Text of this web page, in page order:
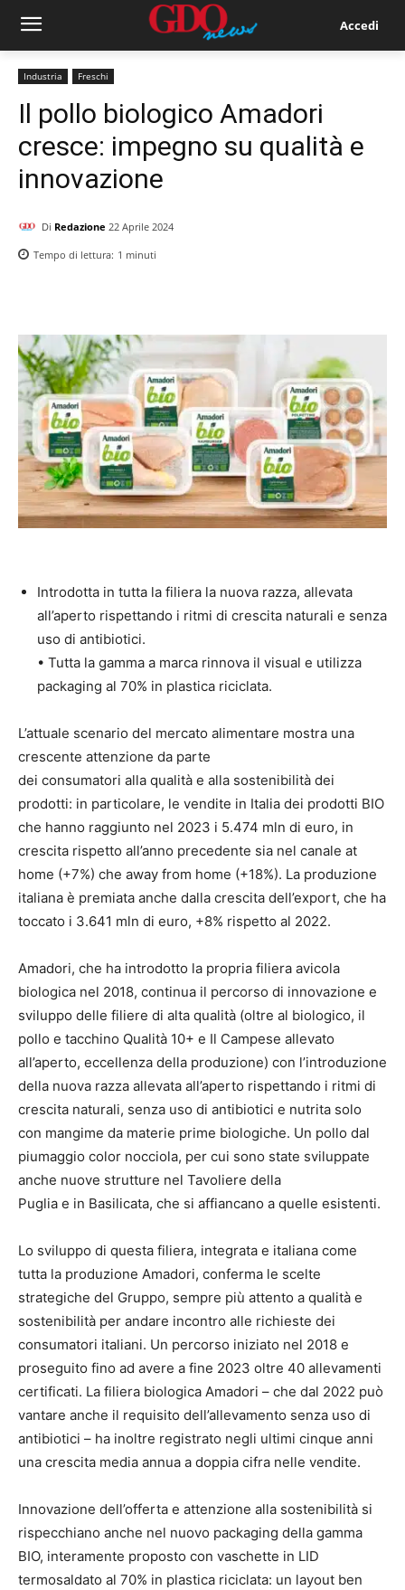
Accedi
Industria Freschi
Il pollo biologico Amadori
cresce: impegno su qualità e
innovazione
Di Redazione 22 Aprile 2024
Tempo di lettura: 1 minuti
Introdotta in tutta la filiera la nuova razza, allevata
all’aperto rispettando i ritmi di crescita naturali e senza
uso di antibiotici.
• Tutta la gamma a marca rinnova il visual e utilizza
packaging al 70% in plastica riciclata.
L’attuale scenario del mercato alimentare mostra una
crescente attenzione da parte
dei consumatori alla qualità e alla sostenibilità dei
prodotti: in particolare, le vendite in Italia dei prodotti BIO
che hanno raggiunto nel 2023 i 5.474 mln di euro, in
crescita rispetto all’anno precedente sia nel canale at
home (+7%) che away from home (+18%). La produzione
italiana è premiata anche dalla crescita dell’export, che ha
toccato i 3.641 mln di euro, +8% rispetto al 2022.
Amadori, che ha introdotto la propria filiera avicola
biologica nel 2018, continua il percorso di innovazione e
sviluppo delle filiere di alta qualità (oltre al biologico, il
pollo e tacchino Qualità 10+ e Il Campese allevato
all’aperto, eccellenza della produzione) con l’introduzione
della nuova razza allevata all’aperto rispettando i ritmi di
crescita naturali, senza uso di antibiotici e nutrita solo
con mangime da materie prime biologiche. Un pollo dal
piumaggio color nocciola, per cui sono state sviluppate
anche nuove strutture nel Tavoliere della
Puglia e in Basilicata, che si affiancano a quelle esistenti.
Lo sviluppo di questa filiera, integrata e italiana come
tutta la produzione Amadori, conferma le scelte
strategiche del Gruppo, sempre più attento a qualità e
sostenibilità per andare incontro alle richieste dei
consumatori italiani. Un percorso iniziato nel 2018 e
proseguito fino ad avere a fine 2023 oltre 40 allevamenti
certificati. La filiera biologica Amadori – che dal 2022 può
vantare anche il requisito dell’allevamento senza uso di
antibiotici – ha inoltre registrato negli ultimi cinque anni
una crescita media annua a doppia cifra nelle vendite.
Innovazione dell’offerta e attenzione alla sostenibilità si
rispecchiano anche nel nuovo packaging della gamma
BIO, interamente proposto con vaschette in LID
termosaldato al 70% in plastica riciclata: un layout ben